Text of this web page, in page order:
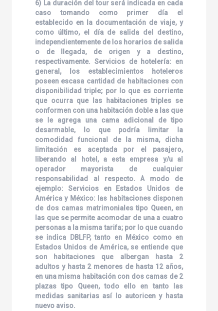
6) La duración del tour será indicada en cada
caso tomando como primer día el
establecido en la documentación de viaje, y
como último, el día de salida del destino,
independientemente de los horarios de salida
o de llegada, de origen y a destino,
respectivamente. Servicios de hotelería: en
general, los establecimientos hoteleros
poseen escasa cantidad de habitaciones con
disponibilidad triple; por lo que es corriente
que ocurra que las habitaciones triples se
conformen con una habitación doble a las que
se le agrega una cama adicional de tipo
desarmable, lo que podría limitar la
comodidad funcional de la misma, dicha
limitación es aceptada por el pasajero,
liberando al hotel, a esta empresa y/u al
operador mayorista de cualquier
responsabilidad al respecto. A modo de
ejemplo: Servicios en Estados Unidos de
América y México: las habitaciones disponen
de dos camas matrimoniales tipo Queen, en
las que se permite acomodar de una a cuatro
personas a la misma tarifa; por lo que cuando
se indica DBLFP, tanto en México como en
Estados Unidos de América, se entiende que
son habitaciones que albergan hasta 2
adultos y hasta 2 menores de hasta 12 años,
en una misma habitación con dos camas de 2
plazas tipo Queen, todo ello en tanto las
medidas sanitarias así lo autoricen y hasta
nuevo aviso.